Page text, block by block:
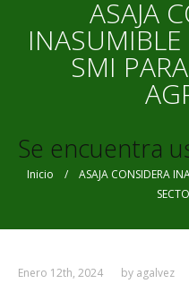
ASAJA
SMI
Se encuentra
Inicio / ASAJA CONSIDERA
Enero 12th, 2024 by agalvez